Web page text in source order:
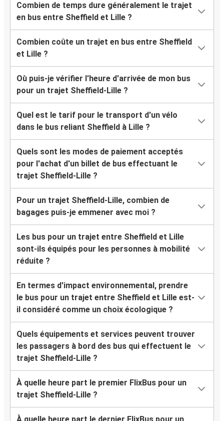
Combien de temps dure généralement le trajet
en bus entre Sheffield et Lille ?
Combien coûte un trajet en bus entre Sheffield
et Lille ?
Où puis-je vérifier l'heure d'arrivée de mon bus
pour un trajet Sheffield-Lille ?
Quel est le tarif pour le transport d'un vélo
dans le bus reliant Sheffield à Lille ?
Quels sont les modes de paiement acceptés
pour l'achat d'un billet de bus effectuant le
trajet Sheffield-Lille ?
Pour un trajet Sheffield-Lille, combien de
bagages puis-je emmener avec moi ?
Les bus pour un trajet entre Sheffield et Lille
sont-ils équipés pour les personnes à mobilité
réduite ?
En termes d'impact environnemental, prendre
le bus pour un trajet entre Sheffield et Lille est-
il considéré comme un choix écologique ?
Quels équipements et services peuvent trouver
les passagers à bord des bus qui effectuent le
trajet Sheffield-Lille ?
À quelle heure part le premier FlixBus pour un
trajet Sheffield-Lille ?